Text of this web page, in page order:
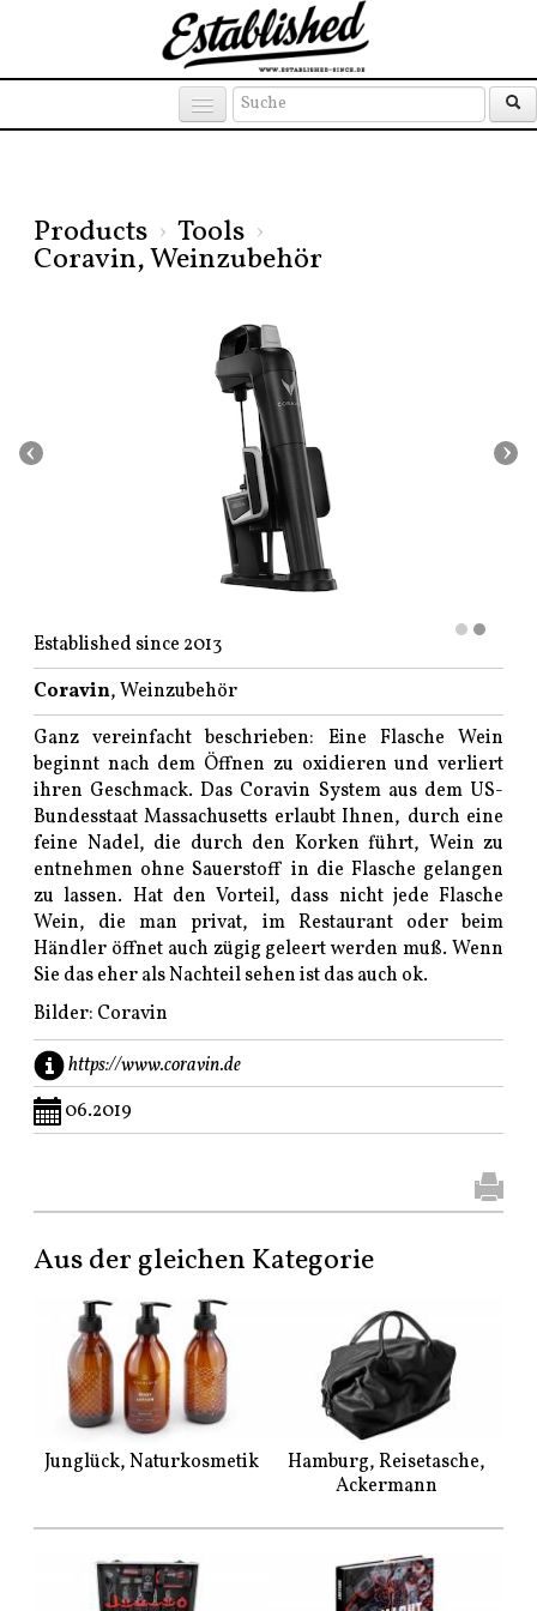
Products › Tools ›
Coravin, Weinzubehör
‹ ›
Established since 2013
Coravin, Weinzubehör
Ganz vereinfacht beschrieben: Eine Flasche Wein
beginnt nach dem Öffnen zu oxidieren und verliert
ihren Geschmack. Das Coravin System aus dem US-
Bundesstaat Massachusetts erlaubt Ihnen, durch eine
feine Nadel, die durch den Korken führt, Wein zu
entnehmen ohne Sauerstoff in die Flasche gelangen
zu lassen. Hat den Vorteil, dass nicht jede Flasche
Wein, die man privat, im Restaurant oder beim
Händler öffnet auch zügig geleert werden muß. Wenn
Sie das eher als Nachteil sehen ist das auch ok.
Bilder: Coravin
https://www.coravin.de
06.2019
Aus der gleichen Kategorie
Junglück, Naturkosmetik
Hamburg, Reisetasche,
Ackermann